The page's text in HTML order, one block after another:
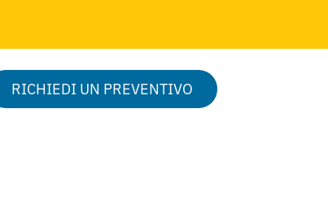
RICHIEDI UN PREVENTIVO